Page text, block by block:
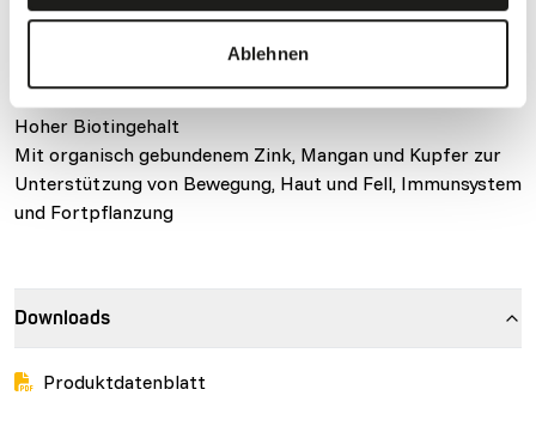
Ablehnen
Hoher Gehalt an Rohfaser, NDF, ADF und ADL
Zwei Jahre Erfahrung in der Fütterung dieser Pellets an
Spitzmaulnashörner
Hoher Biotingehalt
Mit organisch gebundenem Zink, Mangan und Kupfer zur
Unterstützung von Bewegung, Haut und Fell, Immunsystem
und Fortpflanzung
Downloads
Produktdatenblatt